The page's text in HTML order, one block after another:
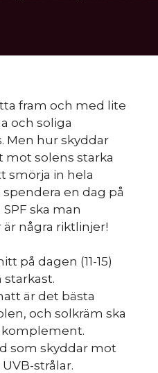
fram och med lite
och soliga
Men hur skyddar
mot solens starka
smörja in hela
en dag på
ska man
några riktlinjer!
på dagen (11-15)
starkast.
är det bästa
och solkräm ska
komplement.
som skyddar mot
strålar.